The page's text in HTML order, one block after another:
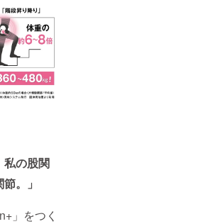
私の股関
。」
」をつく